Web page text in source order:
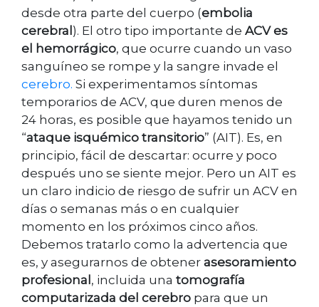
desde otra parte del cuerpo (embolia
cerebral). El otro tipo importante de ACV es
el hemorrágico, que ocurre cuando un vaso
sanguíneo se rompe y la sangre invade el
cerebro. Si experimentamos síntomas
temporarios de ACV, que duren menos de
24 horas, es posible que hayamos tenido un
“ataque isquémico transitorio” (AIT). Es, en
principio, fácil de descartar: ocurre y poco
después uno se siente mejor. Pero un AIT es
un claro indicio de riesgo de sufrir un ACV en
días o semanas más o en cualquier
momento en los próximos cinco años.
Debemos tratarlo como la advertencia que
es, y asegurarnos de obtener asesoramiento
profesional, incluida una tomografía
computarizada del cerebro para que un